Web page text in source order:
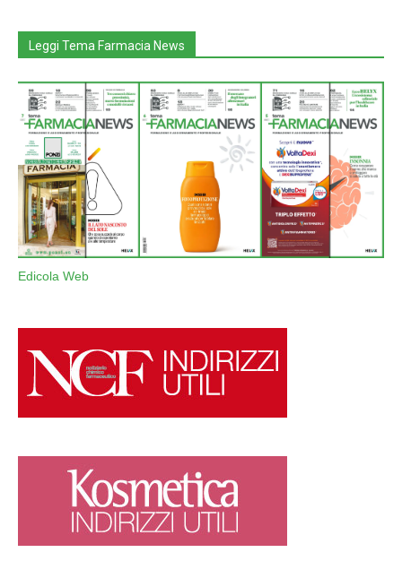
Leggi Tema Farmacia News
Edicola Web